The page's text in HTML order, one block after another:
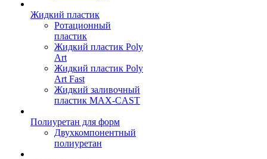
Жидкий пластик
Ротационный
пластик
Жидкий пластик Poly
Art
Жидкий пластик Poly
Art Fast
Жидкий заливочный
пластик MAX-CAST
Полиуретан для форм
Двухкомпонентный
полиуретан